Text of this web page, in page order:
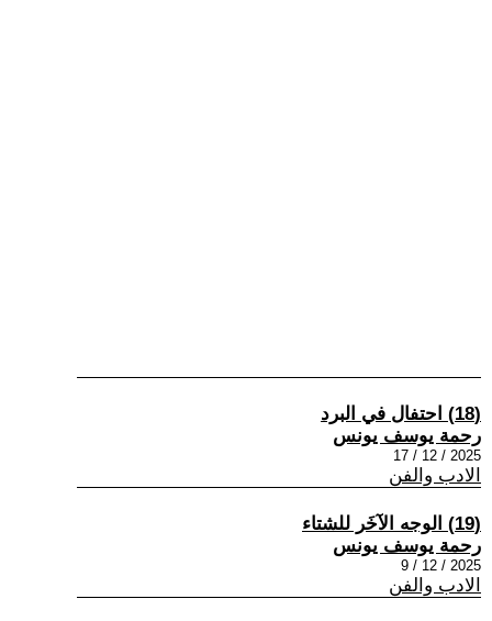
(18) احتفال في البرد
رحمة يوسف يونس
2025 / 12 / 17
الادب والفن
(19) الوجه الآخَر للشتاء
رحمة يوسف يونس
2025 / 12 / 9
الادب والفن